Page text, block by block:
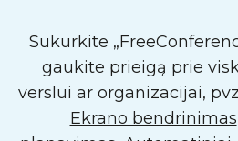
Sukurkite
gaukite prieigą prie
verslui ar organizacijai,
Ekrano bendrinimas